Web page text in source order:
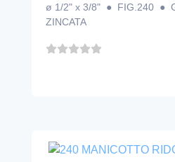
ø 1/2" x 3/8" ● FIG.240 ●
ZINCATA